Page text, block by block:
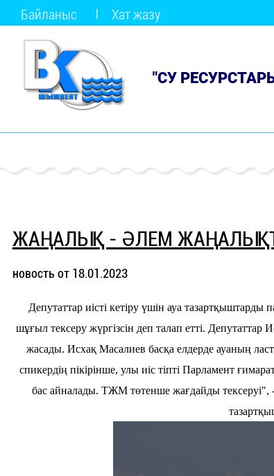
Байланыс Хат жазу
"СУ
ЖАҢАЛЫҚ - ӘЛЕМ
новость от 18.01.2023
Депутаттар иісті кетіру үшін ауа
шұғыл тексеру жүргізсін деп талап етті.
жасады. Исхақ Масалиев басқа елдерде ауаның
спикердің пікірінше, улы иіс тіпті Парламент
бас айналады. ТЖМ төтенше жағдайды тексеруі",